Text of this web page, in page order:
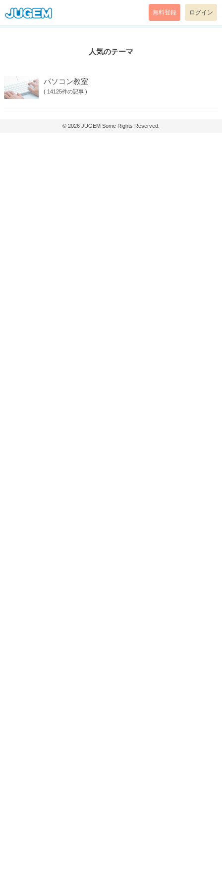
無料登録 ログイン
人気のテーマ
パソコン教室
( 14125件の記事 )
© 2026 JUGEM Some Rights Reserved.